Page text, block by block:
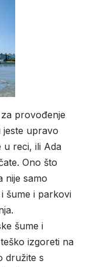
provođenje
jeste upravo
u reci, ili Ada
Ono što
nije samo
šume i parkovi
šume i
izgoreti na
družite s